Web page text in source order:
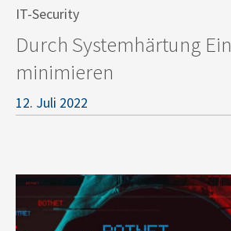
IT-Security
Durch Systemhärtung
minimieren
12. Juli 2022